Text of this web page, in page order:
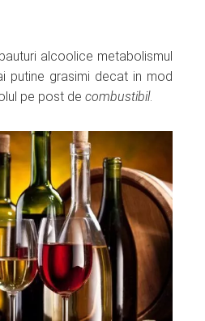
alcoolice metabolismul
putine grasimi decat in mod
pe post de combustibil.